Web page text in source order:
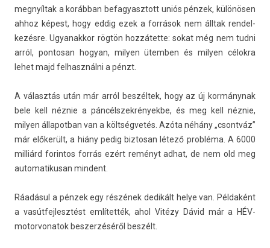
megnyíltak a korábban be­fagyasztott uniós pénzek, különösen
ahhoz képest, hogy eddig ezek a források nem álltak re­ndel­
kezés­re. Ugyanak­kor rögtön hozzátette: sokat még nem tudni
arról, pon­tosan hogyan, mily­en ütemb­en és mily­en célokra
lehet majd fel­használ­ni a pénzt.
A választás után már arról beszéltek, hogy az új kormánynak
bele kell néznie a pán­célszek­rények­be, és meg kell néznie,
mily­en állapot­ban van a költségvetés. Azóta néhány „csontváz”
már előkerült, a hiány pedig bi­ztosan létező probléma. A 6000
milliárd forin­tos forrás ezért reményt adhat, de nem old meg
auto­matikusan min­dent.
Ráadásul a pénzek egy részének dedikált helye van. Példaként
a vasút­fejlesztést említették, ahol Vitézy Dávid már a HÉV-
motorvonatok be­szer­zéséről beszélt.